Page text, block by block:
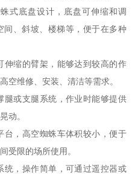
式底盘设计，底盘可伸缩和调
、斜坡、楼梯等，便于在多种
伸缩的臂架，能够达到较高的作
空维修、安装、清洁等需求。
腿或支腿系统，作业时能够提供
动。
台，高空蜘蛛车体积较小，便于
受限的场所使用。
统，操作简单，可通过遥控器或